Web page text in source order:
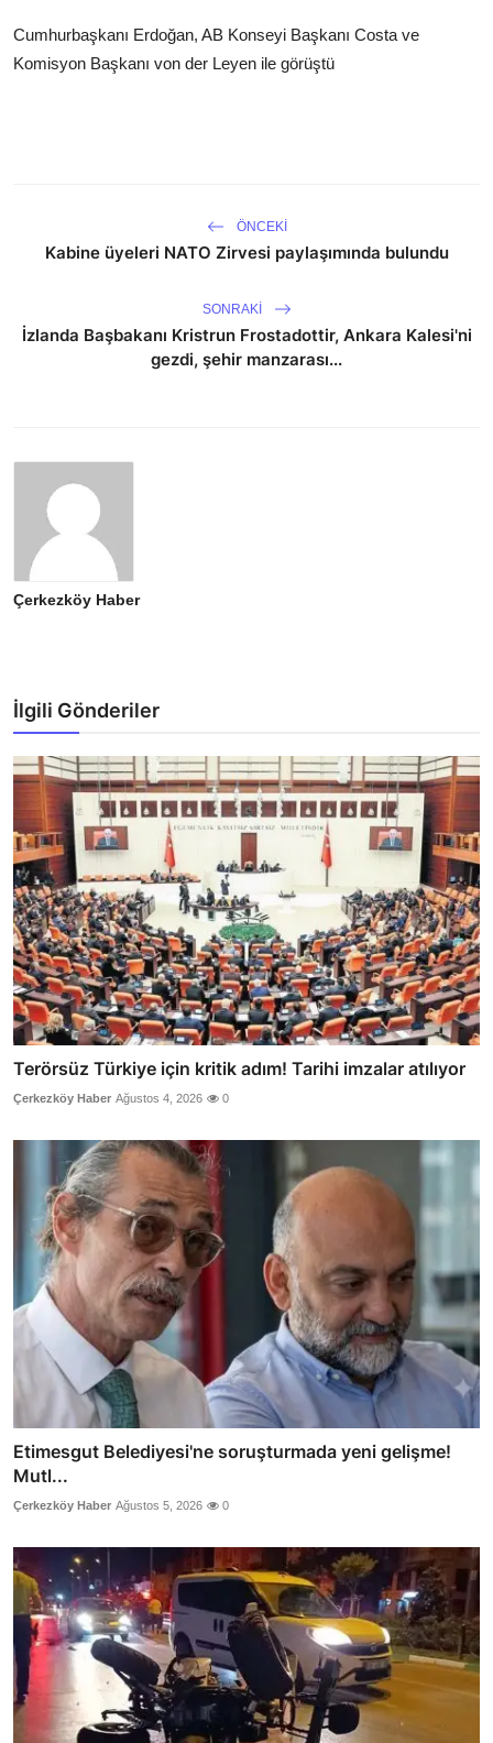
Cumhurbaşkanı Erdoğan, AB Konseyi Başkanı Costa ve
Komisyon Başkanı von der Leyen ile görüştü
ÖNCEKI
Kabine üyeleri NATO Zirvesi paylaşımında bulundu
SONRAKI
İzlanda Başbakanı Kristrun Frostadottir, Ankara Kalesi'ni
gezdi, şehir manzarası...
Çerkezköy Haber
İlgili Gönderiler
Terörsüz Türkiye için kritik adım! Tarihi imzalar atılıyor
Çerkezköy Haber Ağustos 4, 2026 0
Etimesgut Belediyesi'ne soruşturmada yeni gelişme!
Mutl...
Çerkezköy Haber Ağustos 5, 2026 0